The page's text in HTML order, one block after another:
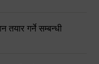
तयार गर्ने सम्बन्धी